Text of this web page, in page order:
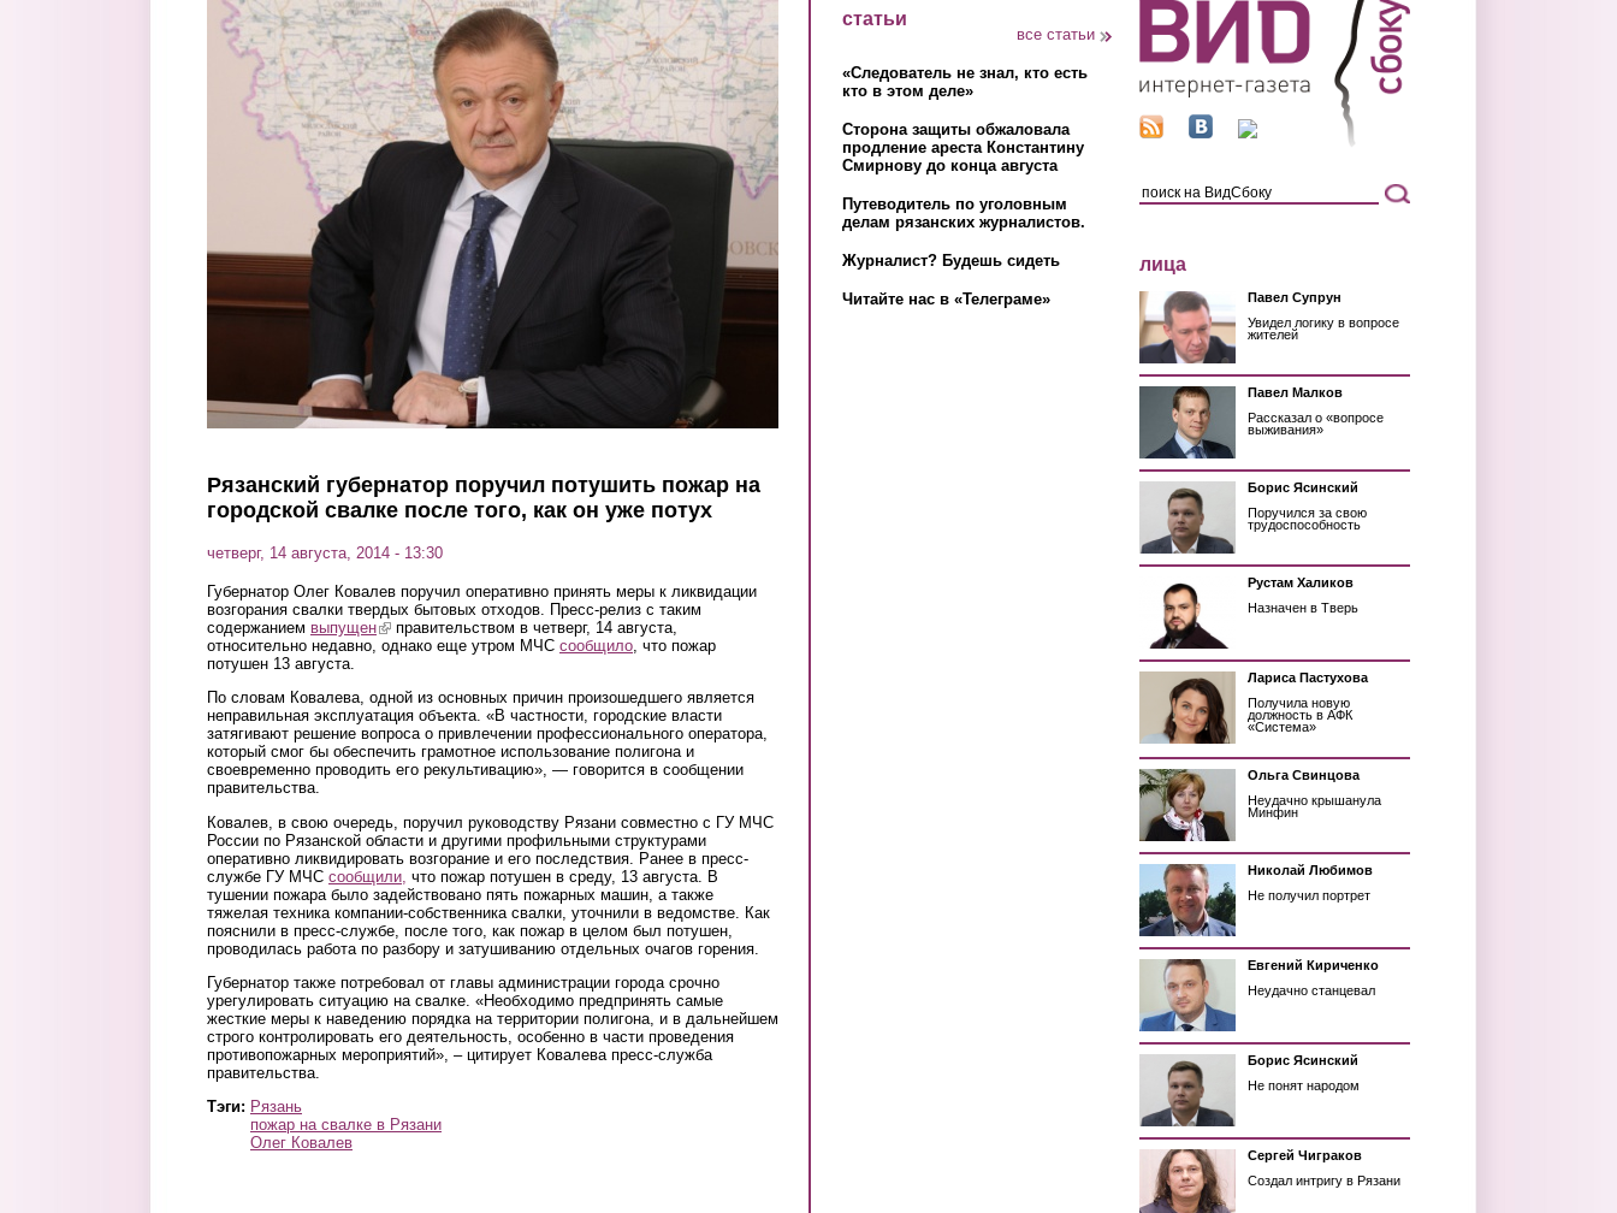
Перейти к основному содержанию
Рязанский губернатор поручил потушить пожар на
городской свалке после того, как он уже потух
четверг, 14 августа, 2014 - 13:30
Губернатор Олег Ковалев поручил оперативно принять меры к ликвидации
возгорания свалки твердых бытовых отходов. Пресс-релиз с таким
содержанием выпущен(link is external)
правительством в четверг, 14 августа,
относительно недавно, однако еще утром МЧС сообщило, что пожар
потушен 13 августа.
По словам Ковалева, одной из основных причин произошедшего является
неправильная эксплуатация объекта. «В частности, городские власти
затягивают решение вопроса о привлечении профессионального оператора,
который смог бы обеспечить грамотное использование полигона и
своевременно проводить его рекультивацию», — говорится в сообщении
правительства.
Ковалев, в свою очередь, поручил руководству Рязани совместно с ГУ МЧС
России по Рязанской области и другими профильными структурами
оперативно ликвидировать возгорание и его последствия. Ранее в пресс-
службе ГУ МЧС сообщили, что пожар потушен в среду, 13 августа. В
тушении пожара было задействовано пять пожарных машин, а также
тяжелая техника компании-собственника свалки, уточнили в ведомстве. Как
пояснили в пресс-службе, после того, как пожар в целом был потушен,
проводилась работа по разбору и затушиванию отдельных очагов горения.
Губернатор также потребовал от главы администрации города срочно
урегулировать ситуацию на свалке. «Необходимо предпринять самые
жесткие меры к наведению порядка на территории полигона, и в дальнейшем
строго контролировать его деятельность, особенно в части проведения
противопожарных мероприятий», – цитирует Ковалева пресс-служба
правительства.
Тэги: Рязань
пожар на свалке в Рязани
Олег Ковалев
статьи
все статьи
«Следователь не знал, кто есть
кто в этом деле»
Сторона защиты обжаловала
продление ареста Константину
Смирнову до конца августа
Путеводитель по уголовным
делам рязанских журналистов.
Журналист? Будешь сидеть
Читайте нас в «Телеграме»
лица
Павел Супрун
Увидел логику в вопросе
жителей
Павел Малков
Рассказал о «вопросе
выживания»
Борис Ясинский
Поручился за свою
трудоспособность
Рустам Халиков
Назначен в Тверь
Лариса Пастухова
Получила новую
должность в АФК
«Система»
Ольга Свинцова
Неудачно крышанула
Минфин
Николай Любимов
Не получил портрет
Евгений Кириченко
Неудачно станцевал
Борис Ясинский
Не понят народом
Сергей Чиграков
Создал интригу в Рязани